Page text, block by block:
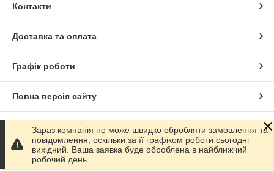
Контакти
Доставка та оплата
Графік роботи
Повна версія сайту
Сайт створено на маркетплейсі Prom.ua
Політика конфіденційності
Зараз компанія не може швидко обробляти замовлення та
повідомлення, оскільки за її графіком роботи сьогодні
вихідний. Ваша заявка буде оброблена в найближчий
робочий день.